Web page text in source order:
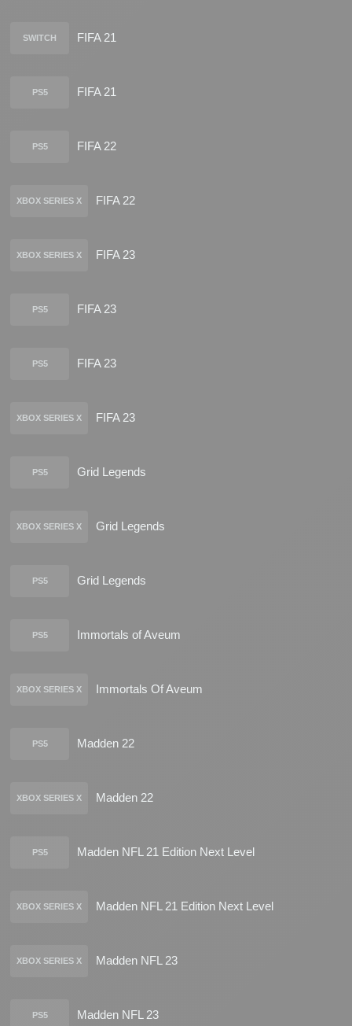
SWITCH FIFA 21
PS5 FIFA 21
PS5 FIFA 22
XBOX SERIES X FIFA 22
XBOX SERIES X FIFA 23
PS5 FIFA 23
PS5 FIFA 23
XBOX SERIES X FIFA 23
PS5 Grid Legends
XBOX SERIES X Grid Legends
PS5 Grid Legends
PS5 Immortals of Aveum
XBOX SERIES X Immortals Of Aveum
PS5 Madden 22
XBOX SERIES X Madden 22
PS5 Madden NFL 21 Edition Next Level
XBOX SERIES X Madden NFL 21 Edition Next Level
XBOX SERIES X Madden NFL 23
PS5 Madden NFL 23